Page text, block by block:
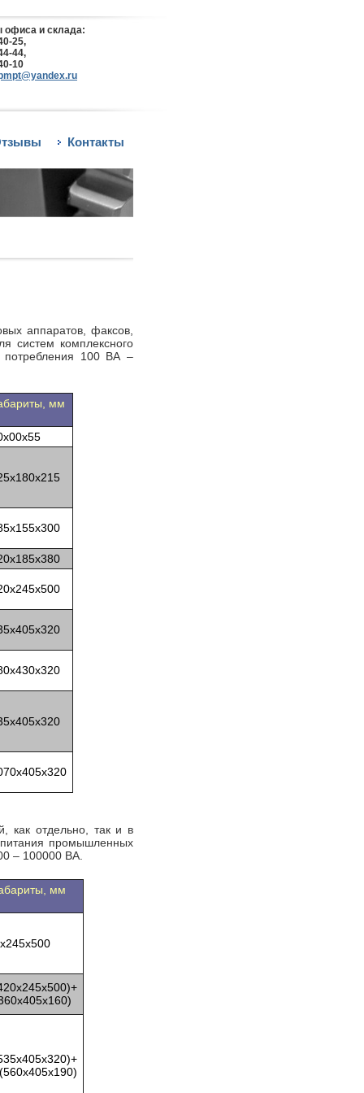
и склада:
25,
44,
10
Контакты
аппаратов, факсов,
систем комплексного
потребления 100 ВА –
мм
как отдельно, так и в
промышленных
– 100000 ВА.
мм